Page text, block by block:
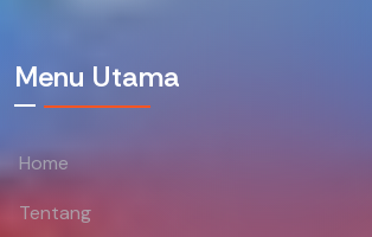
Menu Utama
Home
Tentang